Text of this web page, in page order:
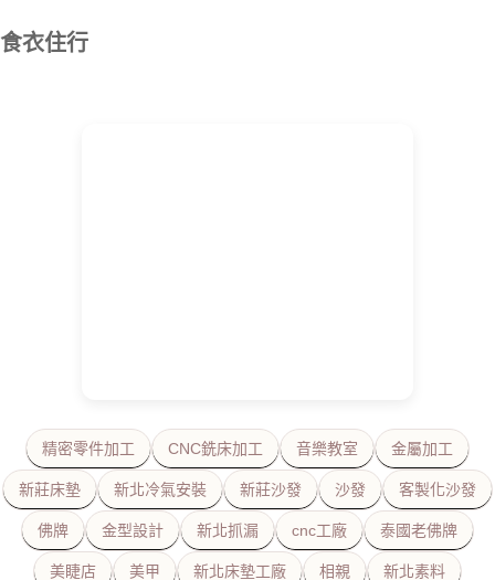
食衣住行
精密零件加工 CNC銑床加工 音樂教室 金屬加工
新莊床墊 新北冷氣安裝 新莊沙發 沙發 客製化沙發
佛牌 金型設計 新北抓漏 cnc工廠 泰國老佛牌
美睫店 美甲 新北床墊工廠 相親 新北素料